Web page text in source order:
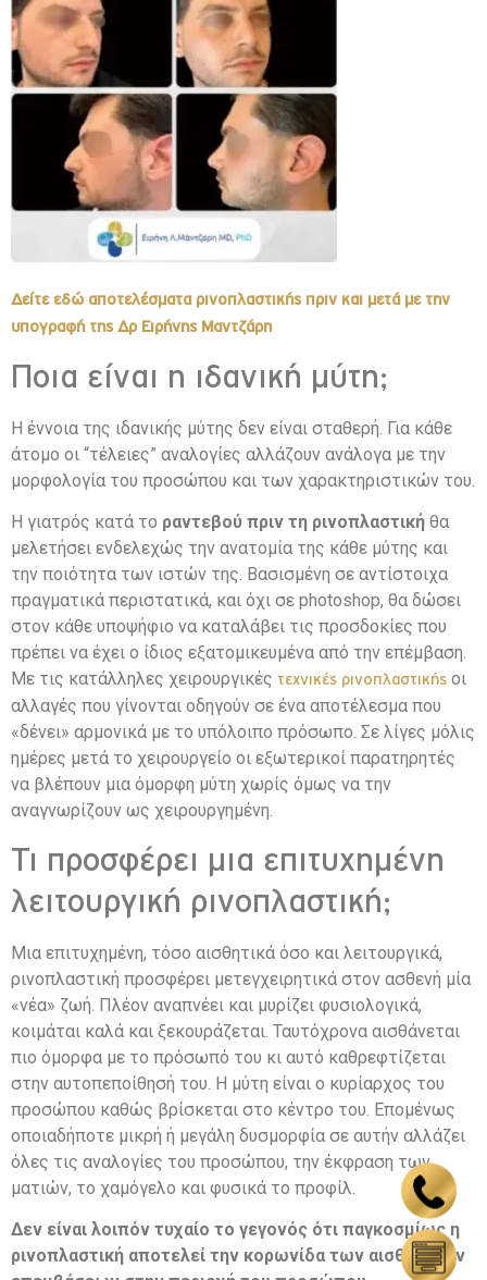
Δείτε εδώ αποτελέσματα ρινοπλαστικής πριν και μετά με την
υπογραφή της Δρ Ειρήνης Μαντζάρη
Ποια είναι η ιδανική μύτη;
Η έννοια της ιδανικής μύτης δεν είναι σταθερή. Για κάθε
άτομο οι “τέλειες” αναλογίες αλλάζουν ανάλογα με την
μορφολογία του προσώπου και των χαρακτηριστικών του.
Η γιατρός κατά το ραντεβού πριν τη ρινοπλαστική θα
μελετήσει ενδελεχώς την ανατομία της κάθε μύτης και
την ποιότητα των ιστών της. Βασισμένη σε αντίστοιχα
πραγματικά περιστατικά, και όχι σε photoshop, θα δώσει
στον κάθε υποψήφιο να καταλάβει τις προσδοκίες που
πρέπει να έχει ο ίδιος εξατομικευμένα από την επέμβαση.
Με τις κατάλληλες χειρουργικές τεχνικές ρινοπλαστικής οι
αλλαγές που γίνονται οδηγούν σε ένα αποτέλεσμα που
«δένει» αρμονικά με το υπόλοιπο πρόσωπο. Σε λίγες μόλις
ημέρες μετά το χειρουργείο οι εξωτερικοί παρατηρητές
να βλέπουν μια όμορφη μύτη χωρίς όμως να την
αναγνωρίζουν ως χειρουργημένη.
Τι προσφέρει μια επιτυχημένη
λειτουργική ρινοπλαστική;
Μια επιτυχημένη, τόσο αισθητικά όσο και λειτουργικά,
ρινοπλαστική προσφέρει μετεγχειρητικά στον ασθενή μία
«νέα» ζωή. Πλέον αναπνέει και μυρίζει φυσιολογικά,
κοιμάται καλά και ξεκουράζεται. Ταυτόχρονα αισθάνεται
πιο όμορφα με το πρόσωπό του κι αυτό καθρεφτίζεται
στην αυτοπεποίθησή του. Η μύτη είναι ο κυρίαρχος του
προσώπου καθώς βρίσκεται στο κέντρο του. Επομένως
οποιαδήποτε μικρή ή μεγάλη δυσμορφία σε αυτήν αλλάζει
όλες τις αναλογίες του προσώπου, την έκφραση των
ματιών, το χαμόγελο και φυσικά το προφίλ.
Δεν είναι λοιπόν τυχαίο το γεγονός ότι παγκοσμίως η
ρινοπλαστική αποτελεί την κορωνίδα των αισθητικών